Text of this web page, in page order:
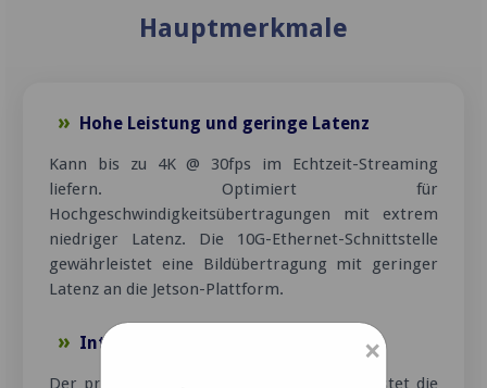
Hauptmerkmale
Hohe Leistung und geringe Latenz
Kann bis zu 4K @ 30fps im Echtzeit-Streaming
liefern. Optimiert für
Hochgeschwindigkeitsübertragungen mit extrem
niedriger Latenz. Die 10G-Ethernet-Schnittstelle
gewährleistet eine Bildübertragung mit geringer
Latenz an die Jetson-Plattform.
Integrierter ISP
Der proprietäre
von e-con entlastet die
×